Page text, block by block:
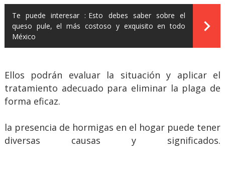
Te puede interesar : Esto debes saber sobre el
queso pule, el más costoso y exquisito en todo
México
Ellos podrán evaluar la situación y aplicar el
tratamiento adecuado para eliminar la plaga de
forma eficaz.
la presencia de hormigas en el hogar puede tener
diversas causas y significados.